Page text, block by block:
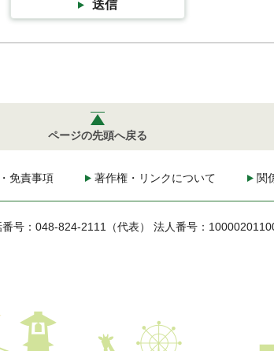
送信
ページの先頭へ戻る
免責事項 著作権・リンクについて 関
番号：048-824-2111（代表） 法人番号：